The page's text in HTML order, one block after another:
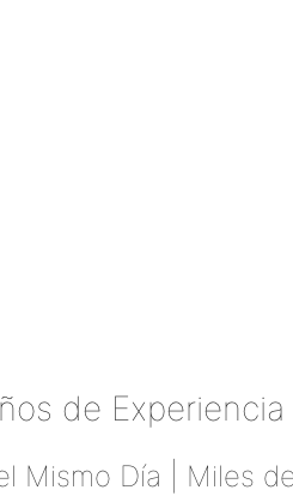
de Experiencia
Mismo Día | Miles